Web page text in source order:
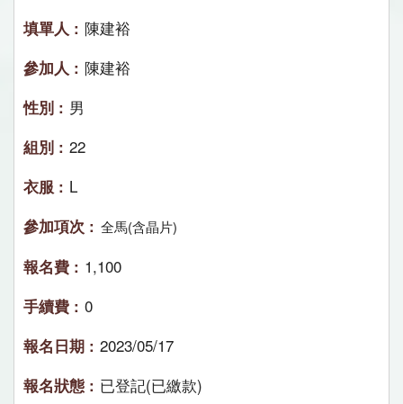
陳建裕
陳建裕
男
22
L
全馬(含晶片)
1,100
0
2023/05/17
已登記(已繳款)